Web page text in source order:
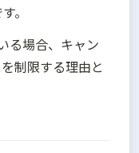
。
る場合、キャン
制限する理由と